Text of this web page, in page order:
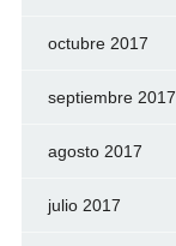
octubre 2017
septiembre 2017
agosto 2017
julio 2017